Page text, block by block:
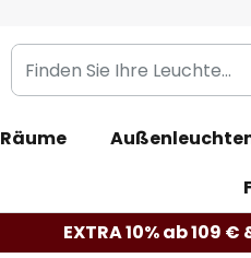
Finden
Sie
Leuchte...
Räume
EXTRA 10% ab 109 €